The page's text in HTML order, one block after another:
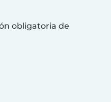
obligatoria de